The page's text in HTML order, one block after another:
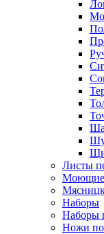
Листы
Моющие
Наборы
Наборы
Ножи